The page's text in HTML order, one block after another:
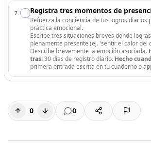
7. Registra tres momentos de
Refuerza la conciencia de tus logros diarios
práctica emocional.
Escribe tres situaciones breves donde
plenamente presente (ej. 'sentir el calor del
Describe brevemente la emoción asociada.
tras:30 días de registro diario. Hecho
primera entrada escrita en tu cuaderno o
0 0